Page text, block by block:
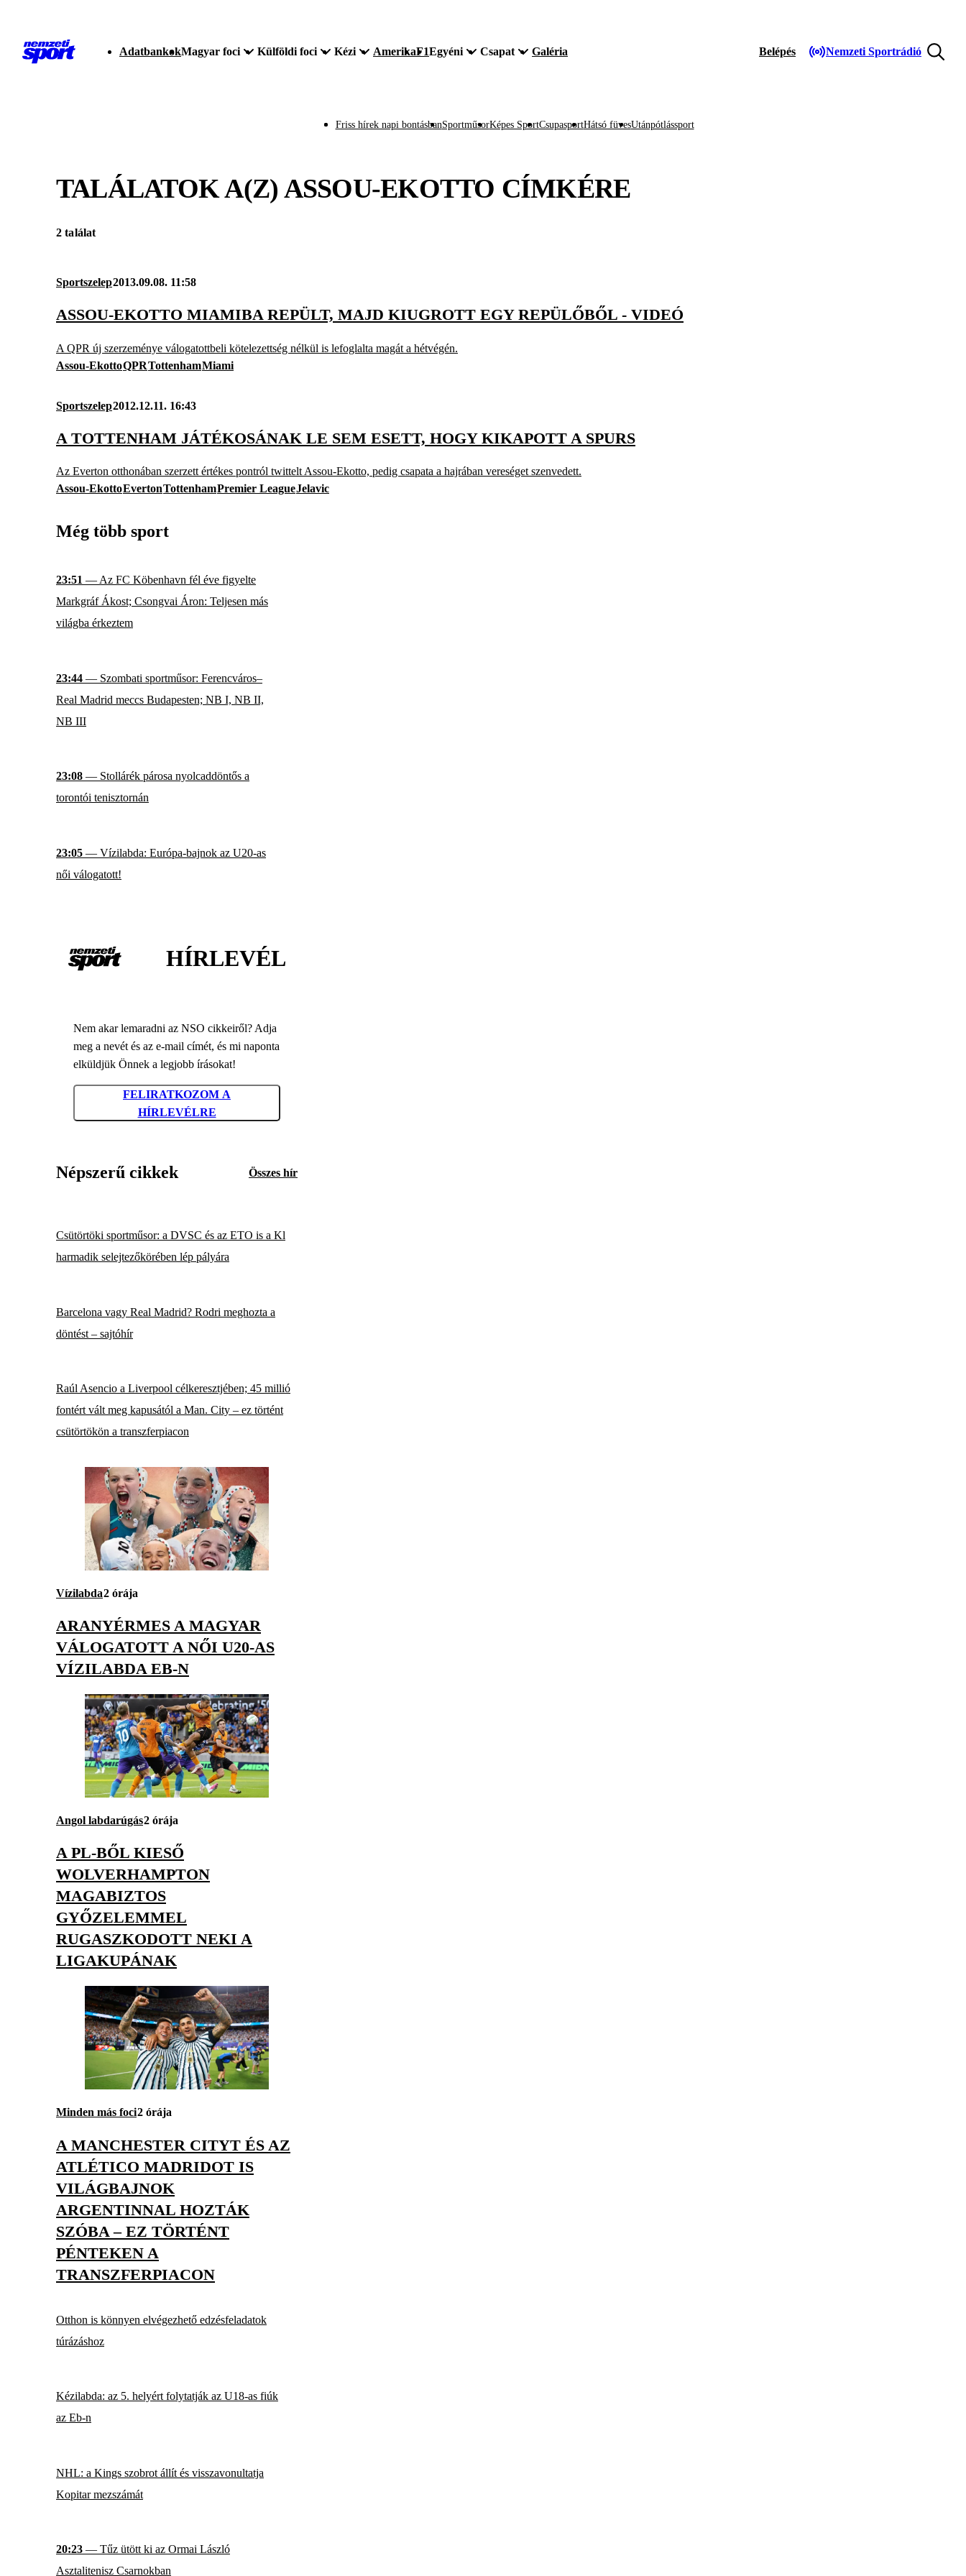
AdatbankokMagyar foci Külföldi foci Kézi AmerikaF1Egyéni Csapat Galéria Belépés Nemzeti Sportrádió
Friss hírek napi bontásbanSportműsorKépes SportCsupasportHátsó füvesUtánpótlássport
TALÁLATOK A(Z) ASSOU-EKOTTO CÍMKÉRE
2 találat
Sportszelep2013.09.08. 11:58
ASSOU-EKOTTO MIAMIBA REPÜLT, MAJD KIUGROTT EGY REPÜLŐBŐL - VIDEÓ
A QPR új szerzeménye válogatottbeli kötelezettség nélkül is lefoglalta magát a hétvégén.
Assou-EkottoQPRTottenhamMiami
Sportszelep2012.12.11. 16:43
A TOTTENHAM JÁTÉKOSÁNAK LE SEM ESETT, HOGY KIKAPOTT A SPURS
Az Everton otthonában szerzett értékes pontról twittelt Assou-Ekotto, pedig csapata a hajrában vereséget szenvedett.
Assou-EkottoEvertonTottenhamPremier LeagueJelavic
Még több sport
23:51 — Az FC Köbenhavn fél éve figyelte
Markgráf Ákost; Csongvai Áron: Teljesen más
világba érkeztem
23:44 — Szombati sportműsor: Ferencváros–
Real Madrid meccs Budapesten; NB I, NB II,
NB III
23:08 — Stollárék párosa nyolcaddöntős a
torontói tenisztornán
23:05 — Vízilabda: Európa-bajnok az U20-as
női válogatott!
HÍRLEVÉL
Nem akar lemaradni az NSO cikkeiről? Adja
meg a nevét és az e-mail címét, és mi naponta
elküldjük Önnek a legjobb írásokat!
FELIRATKOZOM A
HÍRLEVÉLRE
Népszerű cikkek Összes hír
Csütörtöki sportműsor: a DVSC és az ETO is a Kl
harmadik selejtezőkörében lép pályára
Barcelona vagy Real Madrid? Rodri meghozta a
döntést – sajtóhír
Raúl Asencio a Liverpool célkeresztjében; 45 millió
fontért vált meg kapusától a Man. City – ez történt
csütörtökön a transzferpiacon
Vízilabda2 órája
ARANYÉRMES A MAGYAR
VÁLOGATOTT A NŐI U20-AS
VÍZILABDA EB-N
Angol labdarúgás2 órája
A PL-BŐL KIESŐ
WOLVERHAMPTON
MAGABIZTOS
GYŐZELEMMEL
RUGASZKODOTT NEKI A
LIGAKUPÁNAK
Minden más foci2 órája
A MANCHESTER CITYT ÉS AZ
ATLÉTICO MADRIDOT IS
VILÁGBAJNOK
ARGENTINNAL HOZTÁK
SZÓBA – EZ TÖRTÉNT
PÉNTEKEN A
TRANSZFERPIACON
Otthon is könnyen elvégezhető edzésfeladatok
túrázáshoz
Kézilabda: az 5. helyért folytatják az U18-as fiúk
az Eb-n
NHL: a Kings szobrot állít és visszavonultatja
Kopitar mezszámát
20:23 — Tűz ütött ki az Ormai László
Asztalitenisz Csarnokban